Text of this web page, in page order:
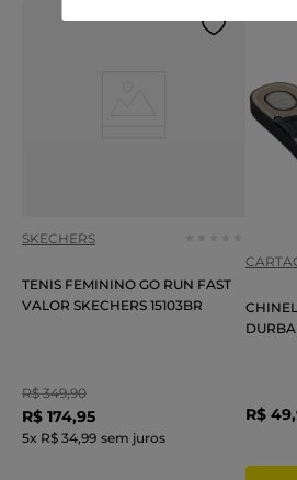
SKECHERS
TENIS FEMININO GO RUN FAST
VALOR SKECHERS 15103BR
R$ 349,90
R$ 174,95
5x R$ 34,99 sem juros
R$ 49,